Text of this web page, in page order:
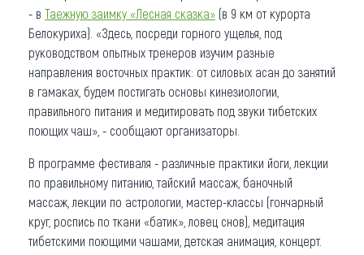
- в Таежную заимку «Лесная сказка» (в 9 км от курорта
Белокуриха). «Здесь, посреди горного ущелья, под
руководством опытных тренеров изучим разные
направления восточных практик: от силовых асан до занятий
в гамаках, будем постигать основы кинезиологии,
правильного питания и медитировать под звуки тибетских
поющих чаш», - сообщают организаторы.
В программе фестиваля - различные практики йоги, лекции
по правильному питанию, тайский массаж, баночный
массаж, лекции по астрологии, мастер-классы (гончарный
круг, роспись по ткани «батик», ловец снов), медитация
тибетскими поющими чашами, детская анимация, концерт.